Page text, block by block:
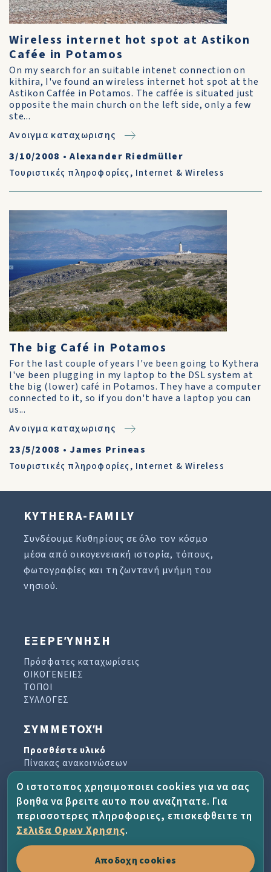
Wireless internet hot spot at Astikon
Cafée in Potamos
On my search for an suitable intenet connection on
kithira, I've found an wireless internet hot spot at the
Astikon Caffée in Potamos. The caffée is situated just
opposite the main church on the left side, only a few
ste...
Ανοιγμα καταχωρισης
3/10/2008 •Alexander Riedmüller
Τουριστικές πληροφορίες, Internet & Wireless
The big Café in Potamos
For the last couple of years I've been going to Kythera
I've been plugging in my laptop to the DSL system at
the big (lower) café in Potamos. They have a computer
connected to it, so if you don't have a laptop you can
us...
Ανοιγμα καταχωρισης
23/5/2008 • James Prineas
Τουριστικές πληροφορίες, Internet & Wireless
KYTHERA-FAMILY
Συνδέουμε Κυθηρίους σε όλο τον κόσμο
μέσα από οικογενειακή ιστορία, τόπους,
φωτογραφίες και τη ζωντανή μνήμη του
νησιού.
ΕΞΕΡΕΎΝΗΣΗ
Πρόσφατες καταχωρίσεις
ΟΙΚΟΓΕΝΕΙΕΣ
ΤΟΠΟΙ
ΣΥΛΛΟΓΕΣ
ΣΥΜΜΕΤΟΧΉ
Προσθέστε υλικό
Πίνακας ανακοινώσεων
Αρχείο ενημερωτικών δελτίων
ΈΡΓΟ ΚΑΙ ΒΟΉΘΕΙΑ
Σχετικά με το έργο
Συχνές ερωτήσεις
Ο ιστοτοπος χρησιμοποιει cookies για να σας
βοηθα να βρειτε αυτο που αναζητατε. Για
περισσοτερες πληροφοριες, επισκεφθειτε τη
Σελιδα Ορων Χρησης.
Αποδοχη cookies